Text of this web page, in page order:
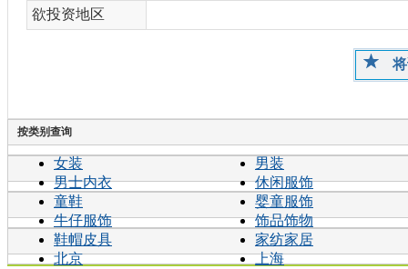
欲投资地区
按类别查询
女装
男装
男士内衣
休闲服饰
童鞋
婴童服饰
牛仔服饰
饰品饰物
鞋帽皮具
家纺家居
北京
上海